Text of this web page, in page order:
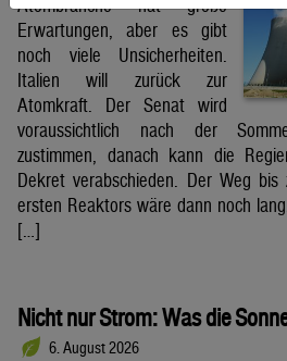
Atombranche hat große
Erwartungen, aber es gibt
noch viele Unsicherheiten.
Italien will zurück zur
Atomkraft. Der Senat wird
voraussichtlich nach der
zustimmen, danach kann die
Dekret verabschieden. Der Weg
ersten Reaktors wäre dann noch
[…]
Nicht nur Strom: Was die
6. August 2026